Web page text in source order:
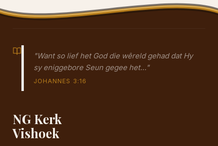
"Want so lief het God die wêreld gehad dat Hy
sy eniggebore Seun gegee het…"
JOHANNES 3:16
NG Kerk
Vishoek